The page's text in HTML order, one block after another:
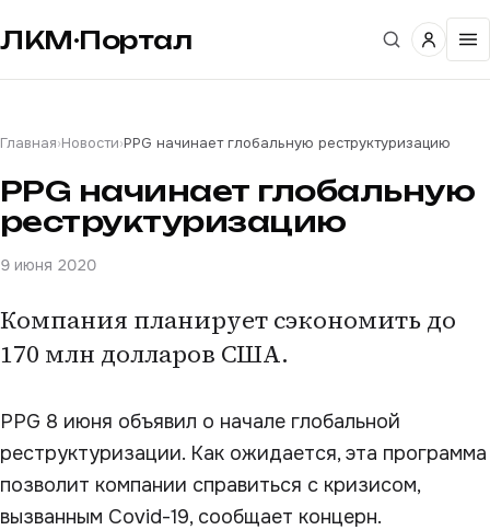
ЛКМ·Портал
Главная›Новости›PPG начинает глобальную реструктуризацию
PPG начинает глобальную
реструктуризацию
9 июня 2020
Компания планирует сэкономить до
170 млн долларов США.
PPG 8 июня объявил о начале глобальной
реструктуризации. Как ожидается, эта программа
позволит компании справиться с кризисом,
вызванным Covid-19, сообщает концерн.